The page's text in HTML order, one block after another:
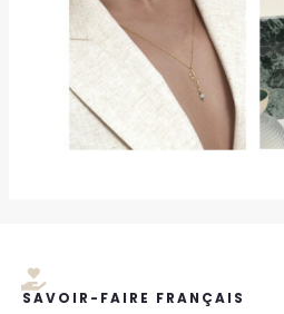
SAVOIR-FAIRE FRANÇAIS